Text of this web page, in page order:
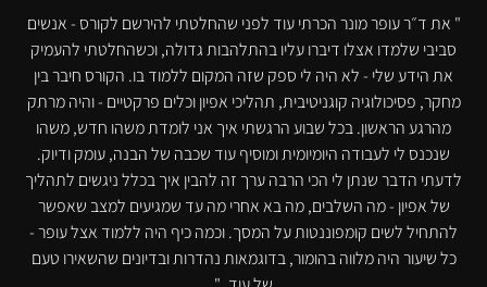
" את ד״ר עופר מונר הכרתי עוד לפני שהחלטתי להירשם לקורס - אנשים
סביבי שלמדו אצלו דיברו עליו בהתלהבות גדולה, וכשהחלטתי להעמיק
את הידע שלי - לא היה לי ספק שזה המקום ללמוד בו. הקורס חיבר בין
מחקר, פסיכולוגיה קוגניטיבית, תהליכי אפיון וכלים פרקטיים - והיה מרתק
מהרגע הראשון. בכל שבוע הרגשתי איך אני לומדת משהו חדש, משהו
שנכנס לי לעבודה היומיומית ומוסיף עוד שכבה של הבנה, עומק ודיוק.
לדעתי הדבר שנתן לי הכי הרבה ערך זה להבין איך בכלל ניגשים לתהליך
של אפיון - מה השלבים, מה בא אחרי מה עד שמגיעים למצב שאפשר
להתחיל לשים קומפוננטות על המסך. וכמה כיף היה ללמוד אצל עופר -
כל שיעור היה מלווה בהומור, בדוגמאות נהדרות ובדיונים שהשאירו טעם